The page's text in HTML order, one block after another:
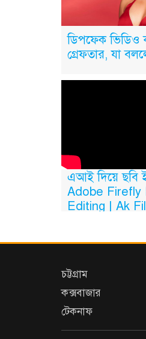
ডিপফেক ভিডিও
গ্রেফতার, যা
এআই দিয়ে ছবি
Adobe Firefly
Editing | Ak
চট্টগ্রাম
কক্সবাজার
টেকনাফ